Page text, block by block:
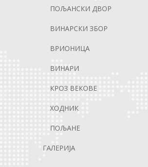
ПОЉАНСКИ ДВОР
ВИНАРСКИ ЗБОР
ВРИОНИЦА
ВИНАРИ
КРОЗ ВЕКОВЕ
ХОДНИК
ПОЉАНЕ
ГАЛЕРИЈА